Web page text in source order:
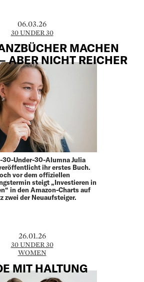
06.03.26
30 UNDER 30
MACHEN
ABER NICHT REICHER
30-Under-30-Alumna Julia
ihr erstes Buch.
vor dem offiziellen
steigt „Investieren in
in den Amazon-Charts auf
zwei der Neuaufsteiger.
26.01.26
30 UNDER 30
WOMEN
MIT HALTUNG